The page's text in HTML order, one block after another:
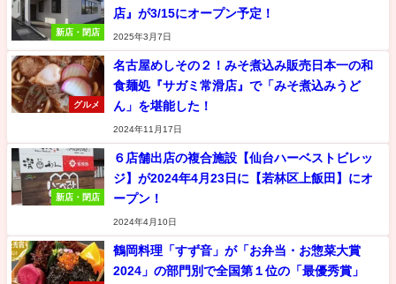
新店・閉店
店』が3/15にオープン予定！
2025年3月7日
グルメ
名古屋めしその２！みそ煮込み販売日本一の和
食麺処『サガミ常滑店』で「みそ煮込みうど
ん」を堪能した！
2024年11月17日
新店・閉店
６店舗出店の複合施設【仙台ハーベストビレッ
ジ】が2024年4月23日に【若林区上飯田】にオ
ープン！
2024年4月10日
鶴岡料理「すず音」が「お弁当・お惣菜大賞
2024」の部門別で全国第１位の「最優秀賞」